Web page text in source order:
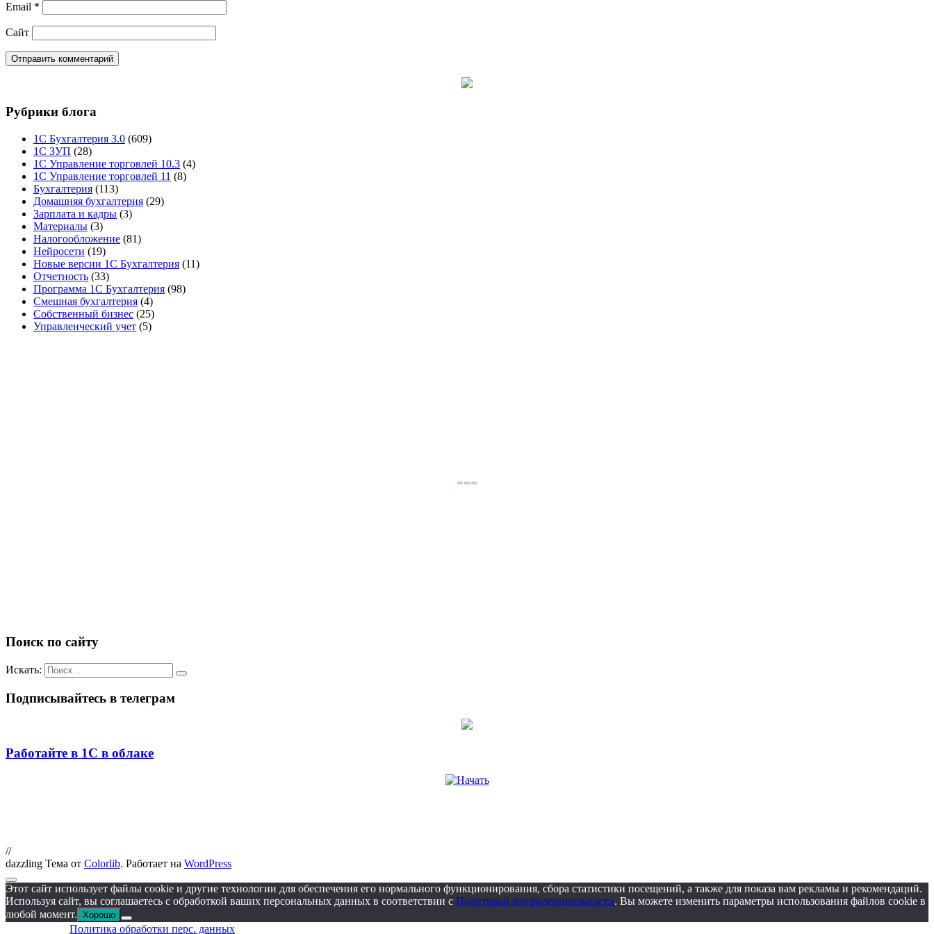
Email *
Сайт
Рубрики блога
1С Бухгалтерия 3.0 (609)
1С ЗУП (28)
1С Управление торговлей 10.3 (4)
1С Управление торговлей 11 (8)
Бухгалтерия (113)
Домашняя бухгалтерия (29)
Зарплата и кадры (3)
Материалы (3)
Налогообложение (81)
Нейросети (19)
Новые версии 1С Бухгалтерия (11)
Отчетность (33)
Программа 1С Бухгалтерия (98)
Смешная бухгалтерия (4)
Собственный бизнес (25)
Управленческий учет (5)
Поиск по сайту
Искать:
Подписывайтесь в телеграм
Работайте в 1С в облаке
//
dazzling Тема от Colorlib. Работает на WordPress
Этот сайт использует файлы cookie и другие технологии для обеспечения его нормального функционирования, сбора статистики посещений, а также для показа вам рекламы и рекомендаций.
Используя сайт, вы соглашаетесь с обработкой ваших персональных данных в соответствии с Политикой конфиденциальности. Вы можете изменить параметры использования файлов cookie в
любой момент. Хорошо
Политика обработки перс. данных